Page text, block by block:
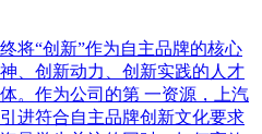
将“创新”作为自主品牌的核心
、创新动力、创新实践的人才
。作为公司的第 一资源，上汽
进符合自主品牌创新文化要求